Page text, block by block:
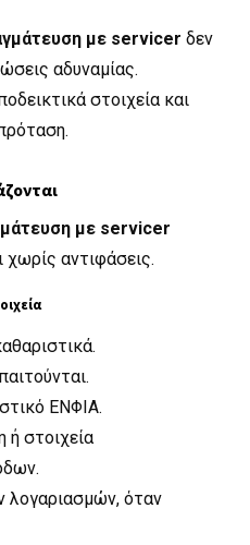
με servicer δεν
αδυναμίας.
στοιχεία και
με servicer
χωρίς αντιφάσεις.
ΕΝΦΙΑ.
ή στοιχεία
λογαριασμών, όταν